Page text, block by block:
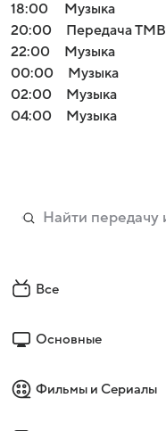
18:00
Музыка
20:00
Передача ТМВ
22:00
Музыка
00:00
Музыка
02:00
Музыка
04:00
Музыка
Все
Основные
Фильмы и Сериалы